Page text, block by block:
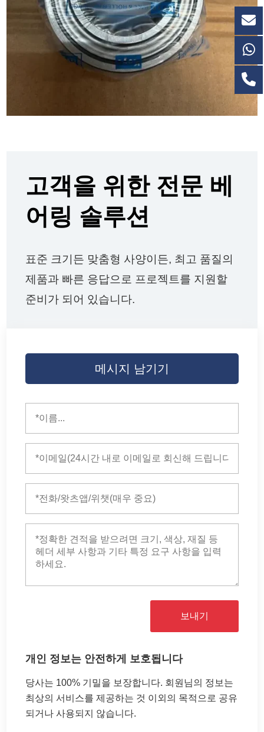
고객을 위한 전문 베
어링 솔루션
표준 크기든 맞춤형 사양이든, 최고 품질의
제품과 빠른 응답으로 프로젝트를 지원할
준비가 되어 있습니다.
메시지 남기기
보내기
개인 정보는 안전하게 보호됩니다
당사는 100% 기밀을 보장합니다. 회원님의 정보는
최상의 서비스를 제공하는 것 이외의 목적으로 공유
되거나 사용되지 않습니다.